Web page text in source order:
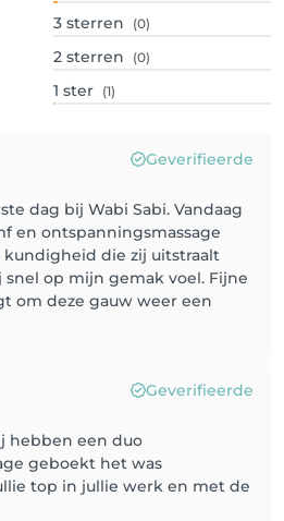
3 sterren (0)
2 sterren (0)
1 ster (1)
Geverifieerde
dag bij Wabi Sabi. Vandaag
en ontspanningsmassage
kundigheid die zij uitstraalt
op mijn gemak voel. Fijne
om deze gauw weer een
Geverifieerde
hebben een duo
geboekt het was
top in jullie werk en met de